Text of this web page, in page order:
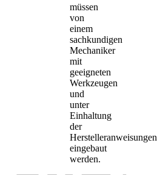
müssen
von
einem
sachkundigen
Mechaniker
mit
geeigneten
Werkzeugen
und
unter
Einhaltung
der
Herstelleranweisungen
eingebaut
werden.